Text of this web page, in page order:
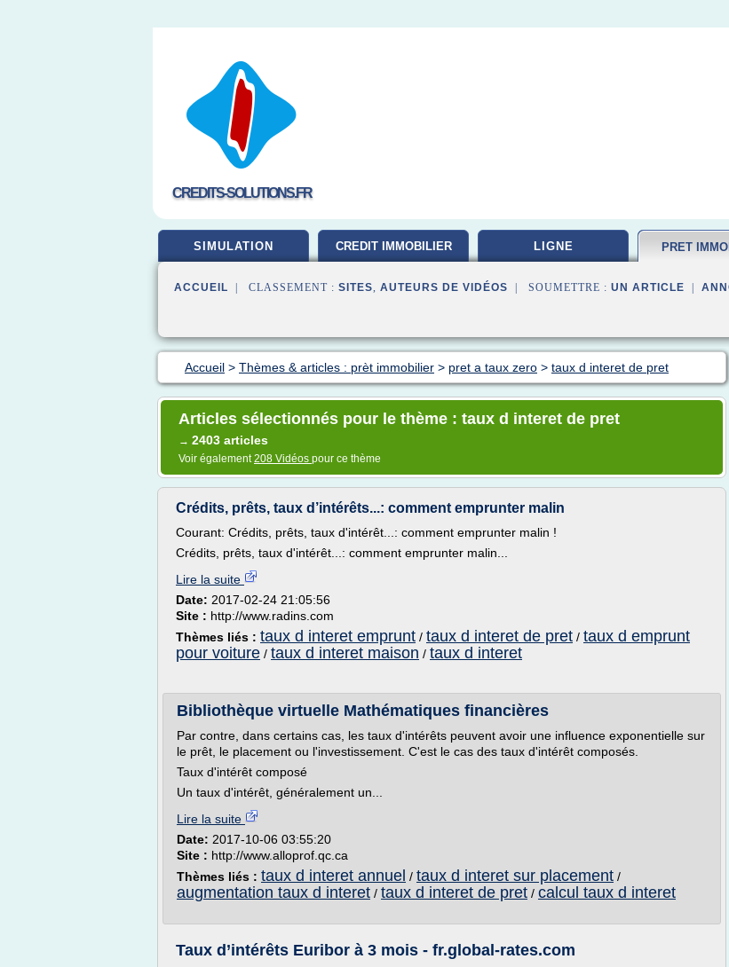
CREDITS-SOLUTIONS.FR
SIMULATION CREDIT IMMOBILIER LIGNE PRET
ACCUEIL | CLASSEMENT : SITES, AUTEURS DE VIDÉOS | SOUMETTRE : UN ARTICLE
Accueil > Thèmes & articles : prèt immobilier > pret a taux zero > taux d interet de pret
Articles sélectionnés pour le thème : taux d interet de pret
→ 2403 articles
Voir également208 Vidéos pour ce thème
Crédits, prêts, taux d’intérêts...: comment emprunter malin
Courant: Crédits, prêts, taux d'intérêt...: comment emprunter malin !
Crédits, prêts, taux d'intérêt...: comment emprunter malin...
Lire la suite
Date: 2017-02-24 21:05:56
Site : http://www.radins.com
Thèmes liés : taux d interet emprunt / taux d interet de pret / taux d emprunt
pour voiture / taux d interet maison / taux d interet
Bibliothèque virtuelle Mathématiques financières
Par contre, dans certains cas, les taux d'intérêts peuvent avoir une influence exponentielle sur
le prêt, le placement ou l'investissement. C'est le cas des taux d'intérêt composés.
Taux d'intérêt composé
Un taux d'intérêt, généralement un...
Lire la suite
Date: 2017-10-06 03:55:20
Site : http://www.alloprof.qc.ca
Thèmes liés : taux d interet annuel / taux d interet sur placement /
augmentation taux d interet / taux d interet de pret / calcul taux d interet
Taux d’intérêts Euribor à 3 mois - fr.global-rates.com